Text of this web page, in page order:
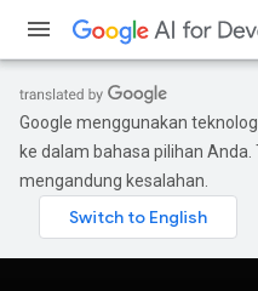
Google menggunakan
ke dalam bahasa pilihan
mengandung kesalahan.